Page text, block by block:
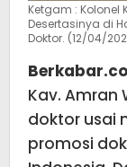
Ketgam : Kolonel
Desertasinya di
Doktor. (12/04/
Kav. Amran
doktor usai
promosi